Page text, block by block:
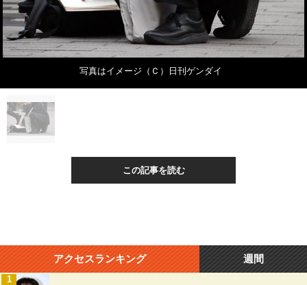
写真はイメージ（Ｃ）日刊ゲンダイ
この記事を読む
アクセスランキング 週間
1